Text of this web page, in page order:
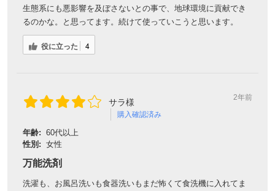
生態系にも悪影響を及ぼさないとの事で、地球環境に貢献でき
るのかな。と思ってます。続けて使っていこうと思います。
役に立った 4
サラ様
購入確認済み
2年前
年齢: 60代以上
性別: 女性
万能洗剤
洗濯も、お風呂洗いも食器洗いもまだ怖くて食洗機に入れてま